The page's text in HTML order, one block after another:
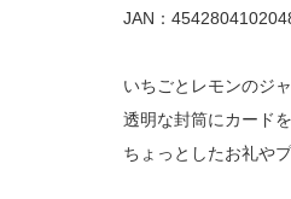
JAN：
いちごとレモンのジ
透明な封筒にカード
ちょっとしたお礼や